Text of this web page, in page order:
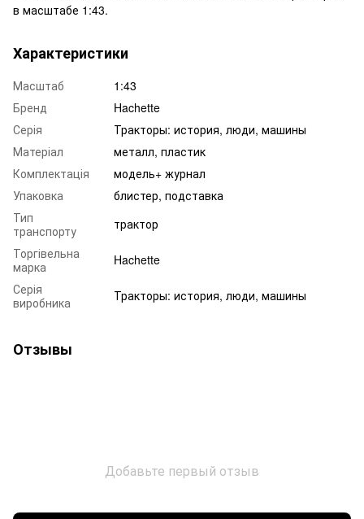
в масштабе 1:43.
Характеристики
Масштаб
1:43
Бренд
Hachette
Серія
Тракторы: история, люди, машины
Матеріал
металл, пластик
Комплектація
модель+ журнал
Упаковка
блистер, подставка
Тип
транспорту
трактор
Торгівельна
марка
Hachette
Серія
виробника
Тракторы: история, люди, машины
Отзывы
Добавьте первый отзыв